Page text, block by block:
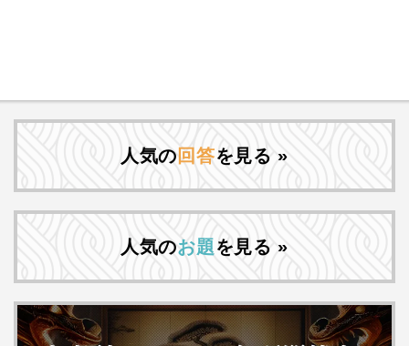
人気の 回答を見る »
人気のお題を見る »